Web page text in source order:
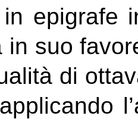
in epigrafe
in suo
di